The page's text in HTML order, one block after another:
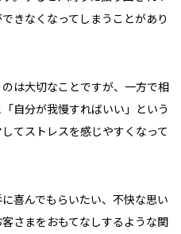
きなくなってしまうことがあり
は大切なことですが、一方で相
自分が我慢すればいい」という
てストレスを感じやすくなって
喜んでもらいたい、不快な思い
さまをおもてなしするような関